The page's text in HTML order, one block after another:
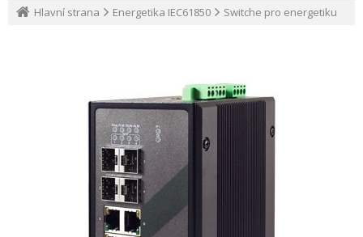
Hlavní strana Energetika IEC61850 Switche pro energetiku